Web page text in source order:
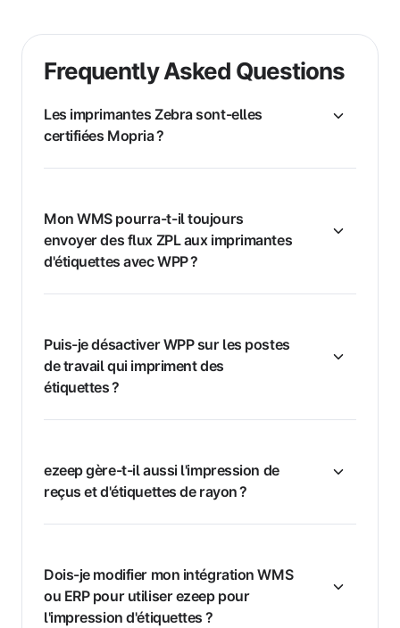
Frequently Asked Questions
Les imprimantes Zebra sont-elles
certifiées Mopria ?
Mon WMS pourra-t-il toujours
envoyer des flux ZPL aux imprimantes
d'étiquettes avec WPP ?
Puis-je désactiver WPP sur les postes
de travail qui impriment des
étiquettes ?
ezeep gère-t-il aussi l'impression de
reçus et d'étiquettes de rayon ?
Dois-je modifier mon intégration WMS
ou ERP pour utiliser ezeep pour
l'impression d'étiquettes ?